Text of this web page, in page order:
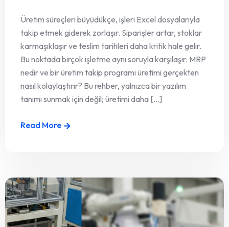
Üretim süreçleri büyüdükçe, işleri Excel dosyalarıyla
takip etmek giderek zorlaşır. Siparişler artar, stoklar
karmaşıklaşır ve teslim tarihleri daha kritik hale gelir.
Bu noktada birçok işletme aynı soruyla karşılaşır: MRP
nedir ve bir üretim takip programı üretimi gerçekten
nasıl kolaylaştırır? Bu rehber, yalnızca bir yazılım
tanımı sunmak için değil; üretimi daha [...]
Read More